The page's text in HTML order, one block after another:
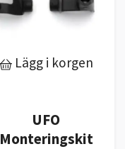
Lägg i korgen
UFO
Monteringskit